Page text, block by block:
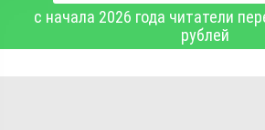
с начала 2026 года читатели
рублей